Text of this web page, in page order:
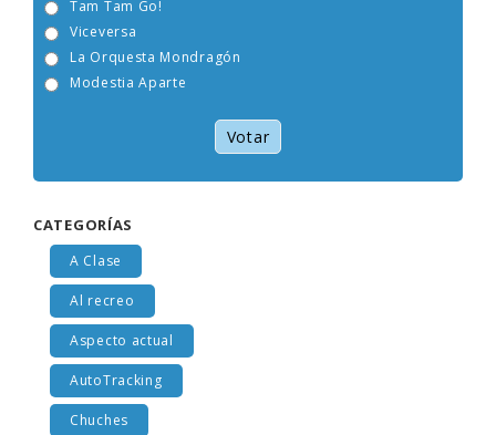
Tam Tam Go!
Viceversa
La Orquesta Mondragón
Modestia Aparte
Votar
CATEGORÍAS
A Clase
Al recreo
Aspecto actual
AutoTracking
Chuches